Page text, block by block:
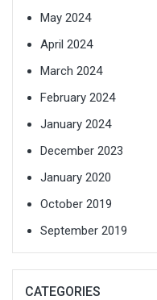
May 2024
April 2024
March 2024
February 2024
January 2024
December 2023
January 2020
October 2019
September 2019
CATEGORIES